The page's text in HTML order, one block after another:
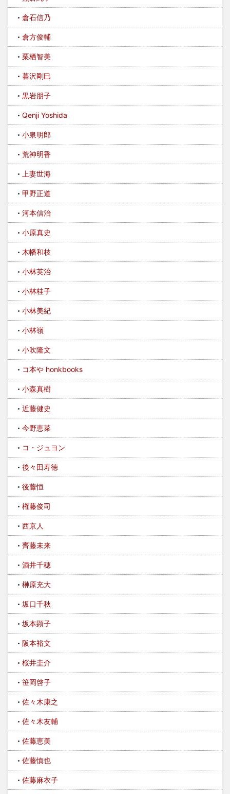
倉石信乃
倉方俊輔
栗栖智美
暮沢剛巳
黒岩朋子
Qenji Yoshida
小泉明郎
荒神明香
上妻世海
甲野正道
河本信治
小原真史
木幡和枝
小林英治
小林桂子
小林美紀
小林嶺
小吹隆文
コ本や honkbooks
小森真樹
近藤健史
今野恵菜
コ・ジュヨン
後々田寿徳
後藤恒
権藤俊司
西京人
齊藤未来
酒井千穂
榊原充大
坂口千秋
坂本顕子
阪本裕文
桜井圭介
笹岡啓子
佐々木康之
佐々木友輔
佐藤恵美
佐藤慎也
佐藤麻衣子